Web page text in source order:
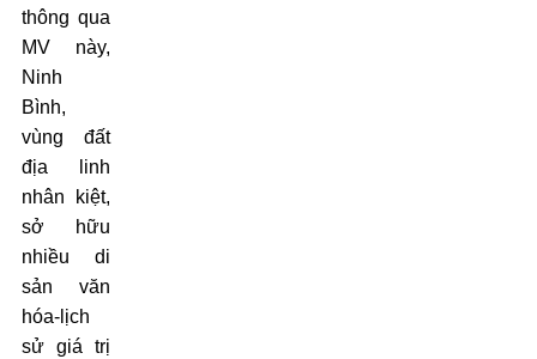
thông qua
MV này,
Ninh
Bình,
vùng đất
địa linh
nhân kiệt,
sở hữu
nhiều di
sản văn
hóa-lịch
sử giá trị